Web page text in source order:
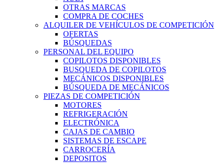
OTRAS MARCAS
COMPRA DE COCHES
ALQUILER DE VEHÍCULOS DE COMPETICIÓN
OFERTAS
BÚSQUEDAS
PERSONAL DEL EQUIPO
COPILOTOS DISPONIBLES
BUSQUEDA DE COPILOTOS
MECÁNICOS DISPONIBLES
BÚSQUEDA DE MECÁNICOS
PIEZAS DE COMPETICIÓN
MOTORES
REFRIGERACIÓN
ELECTRÓNICA
CAJAS DE CAMBIO
SISTEMAS DE ESCAPE
CARROCERÍA
DEPOSITOS